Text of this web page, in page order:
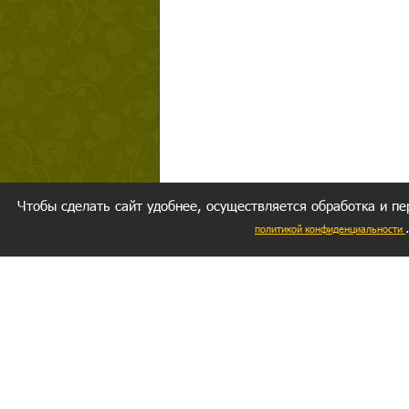
Чтобы сделать сайт удобнее, осуществляется обработка и
политикой конфиденциальности